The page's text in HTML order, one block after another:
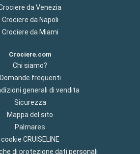
da Venezia
Crociere da Napoli
Crociere da Miami
Crociere.com
Chi siamo?
Domande frequenti
generali di vendita
Sicurezza
Mappa del sito
Palmares
cookie CRUISELINE
di protezione dati personali